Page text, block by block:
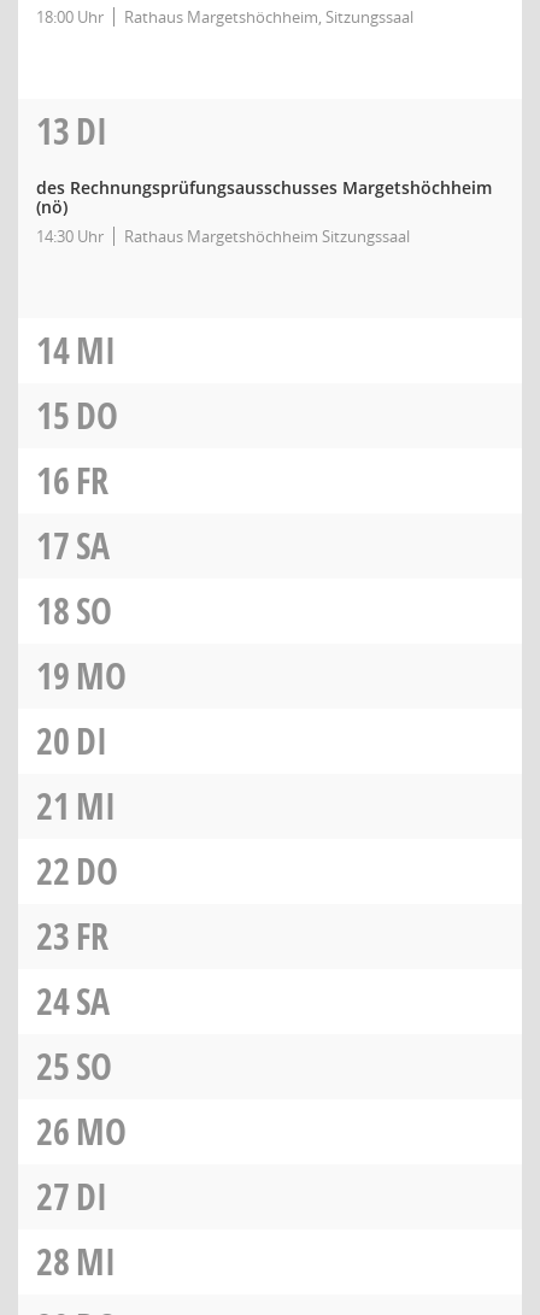
18:00 Uhr Rathaus Margetshöchheim, Sitzungssaal
13DI
des Rechnungsprüfungsausschusses Margetshöchheim
(nö)
14:30 Uhr Rathaus Margetshöchheim Sitzungssaal
14MI
15DO
16FR
17SA
18SO
19MO
20DI
21 MI
22DO
23FR
24SA
25SO
26MO
27DI
28MI